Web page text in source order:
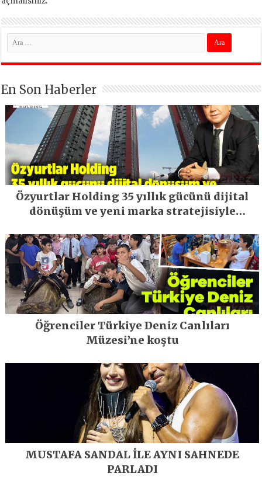
En Son Haberler
Özyurtlar Holding 35 yıllık gücünü dijital
dönüşüm ve yeni marka stratejisiyle
Öğrenciler Türkiye Deniz Canlıları
Müzesi’ne koştu
MUSTAFA SANDAL İLE AYNI SAHNEDE
PARLADI